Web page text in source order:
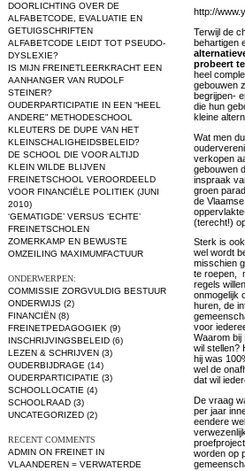
DOORLICHTING OVER DE
ALFABETCODE, EVALUATIE EN
GETUIGSCHRIFTEN
ALFABETCODE LEIDT TOT PSEUDO-
DYSLEXIE?
IS MIJN FREINETLEERKRACHT EEN
AANHANGER VAN RUDOLF
STEINER?
OUDERPARTICIPATIE IN EEN “HEEL
ANDERE” METHODESCHOOL
KLEUTERS DE DUPE VAN HET
KLEINSCHALIGHEIDSBELEID?
DE SCHOOL DIE VOOR ALTIJD
KLEIN WILDE BLIJVEN
FREINETSCHOOL VEROORDEELD
VOOR FINANCIËLE POLITIEK (JUNI
2010)
‘GEMATIGDE’ VERSUS ‘ECHTE’
FREINETSCHOLEN
ZOMERKAMP EN BEWUSTE
OMZEILING MAXIMUMFACTUUR
ONDERWERPEN:
COMMISSIE ZORGVULDIG BESTUUR
ONDERWIJS (2)
FINANCIËN (8)
FREINETPEDAGOGIEK (9)
INSCHRIJVINGSBELEID (6)
LEZEN & SCHRIJVEN (3)
OUDERBIJDRAGE (14)
OUDERPARTICIPATIE (3)
SCHOOLLOCATIE (4)
SCHOOLRAAD (3)
UNCATEGORIZED (2)
RECENT COMMENTS
ADMIN ON FREINET IN
VLAANDEREN = VERWATERDE
http://
Terwijl de
behartigen
probeert
heel
gebouwen
begrijpen-
die hun
kleine
Wat men
verkopen
gebouwen
inspraak
groen
de
(terecht!)
Sterk is
wel wordt
misschien
te roepen,
regels
onmogelijk
huren, de
voor
Waarom bij
wil stellen?
hij was
wel de
dat wil
De vraag
per jaar
eendere
worden op